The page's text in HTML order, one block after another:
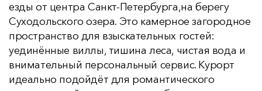
езды от центра Санкт-Петербурга,на берегу
Суходольского озера. Это камерное загородное
пространство для взыскательных гостей:
уединённые виллы, тишина леса, чистая вода и
внимательный персональный сервис. Курорт
идеально подойдёт для романтического